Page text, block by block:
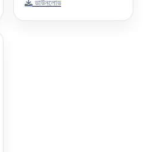
ডাউনলোড